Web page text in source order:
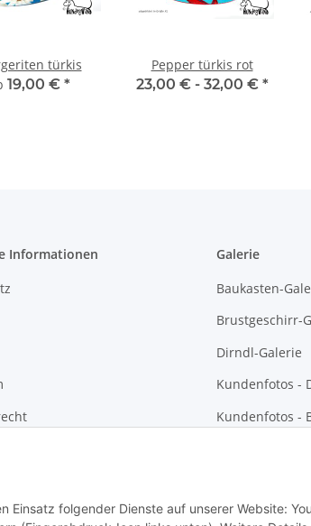
türkis
19,00 € *
Pepper türkis rot
23,00 € - 32,00 € *
Informationen Galerie
Baukasten-
Brustgeschirr-
Dirndl-Galerie
Kundenfotos -
Kundenfotos -
Einsatz folgender Dienste auf unserer Website: